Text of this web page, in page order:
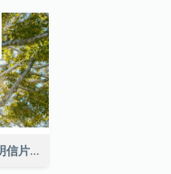
深綠色森林照片地球日明信片